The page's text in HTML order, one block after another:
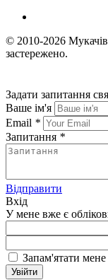
© 2010-2026
застережено.
Задати запитання
Ваше ім'я
Email *
Запитання *
Відправити
Вхід
У мене вже є
Запам'ятати мене
Увійти